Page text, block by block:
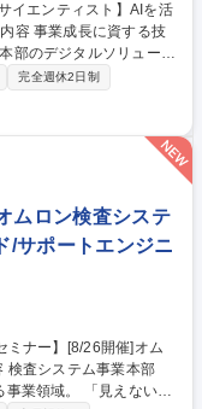
部のデジタルソリューシ
ジェクトメンバーを担っ
チャー等)と連携したビ
ステム設計・構築、クイ
業部門が保有するナレッ
よる顧客応対・商品企
都/デ
マネジメント基盤構築
完全週休2日制
ムロン検査システ
/サポートエンジニ
事業領域。 「見えない不